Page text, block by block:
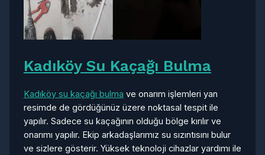
Kadıköy Su Kaçağı Bulma
Kadıköy su kaçağı bulma ve onarım işlemleri yan
resimde de gördüğünüz üzere noktasal tespit ile
yapılır. Sadece su kaçağının olduğu bölge kırılır ve
onarımı yapılır. Ekip arkadaşlarımız su sızıntısını bulur
ve sizlere gösterir. Yüksek teknoloji cihazlar yardımı ile